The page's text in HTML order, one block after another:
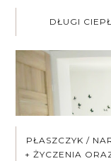
DŁUGI
PŁASZCZYK /
+ ŻYCZENIA